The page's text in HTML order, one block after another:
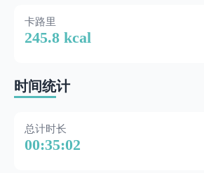
卡路里
245.8 kcal
时间统计
总计时长
00:35:02